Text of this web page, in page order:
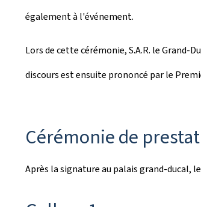
également à l'événement.
Lors de cette cérémonie, S.A.R. le Grand-
discours est ensuite prononcé par le
Cérémonie de
Après la signature au palais grand-ducal,